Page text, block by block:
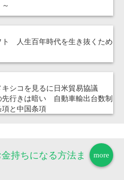
ト 人生百年時代を生き抜くため
キシコを見るに日米貿易協議
先行きは暗い 自動車輸出台数制
項と中国条項
more
持ちになる方法ま